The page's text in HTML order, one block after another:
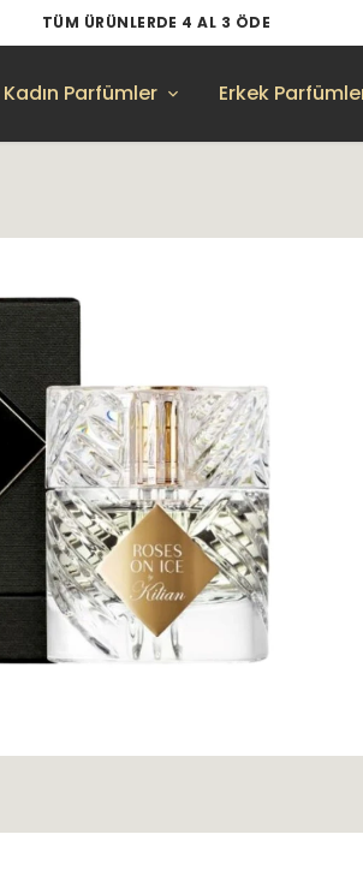
TÜM ÜRÜNLERDE 4 AL 3 ÖDE
Kadın Parfümler Erkek